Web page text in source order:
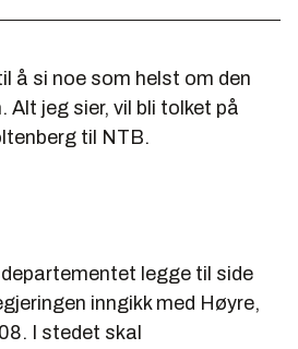
å si noe som helst om den
jeg sier, vil bli tolket på
til NTB.
legge til side
inngikk med Høyre,
I stedet skal